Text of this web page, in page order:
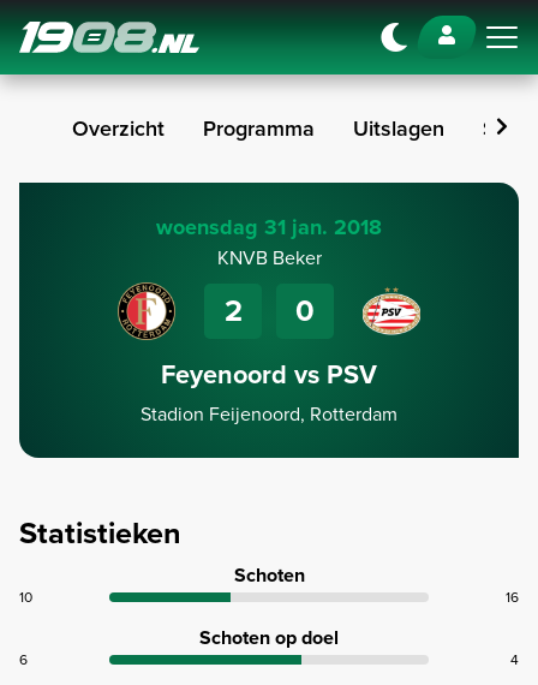
Navigation
Overzicht Programma Uitslagen Stand
woensdag 31 jan. 2018
KNVB Beker
2 0
Feyenoord vs PSV
Stadion Feijenoord, Rotterdam
Statistieken
Schoten
10 16
Schoten op doel
6 4